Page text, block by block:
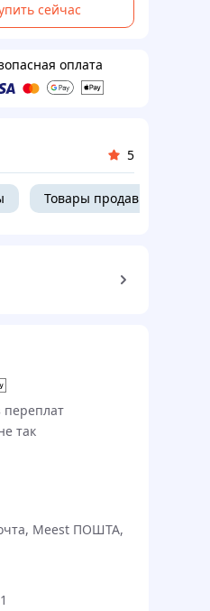
сейчас
оплата
5
Товары продавца
так
Meest ПОШТА,